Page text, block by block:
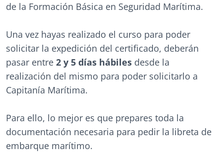
de la Formación Básica en Seguridad Marítima.
Una vez hayas realizado el curso para poder
solicitar la expedición del certificado, deberán
pasar entre 2 y 5 días hábiles desde la
realización del mismo para poder solicitarlo a
Capitanía Marítima.
Para ello, lo mejor es que prepares toda la
documentación necesaria para pedir la libreta de
embarque marítimo.